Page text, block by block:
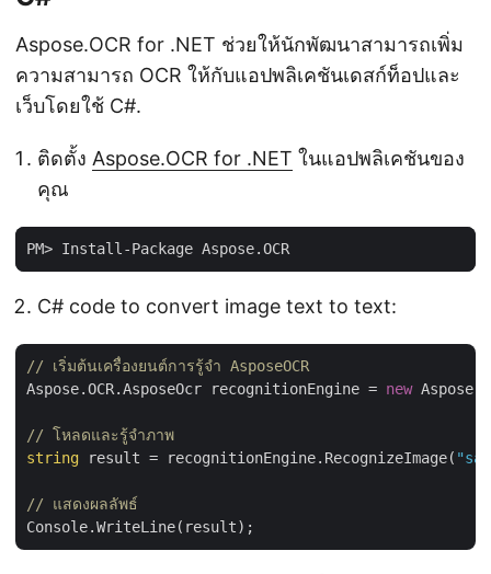
Aspose.OCR for .NET ช่วยให้นักพัฒนาสามารถเพิ่ม
ความสามารถ OCR ให้กับแอปพลิเคชันเดสก์ท็อปและ
เว็บโดยใช้ C#.
ติดตั้ง Aspose.OCR for .NET ในแอปพลิเคชันของ
คุณ
C# code to convert image text to text:
// เริ่มต้นเครื่องยนต์การรู้จำ AsposeOCR
Aspose.OCR.AsposeOcr recognitionEngine = new
// โหลดและรู้จำภาพ
string result = recognitionEngine.RecognizeImage(
// แสดงผลลัพธ์